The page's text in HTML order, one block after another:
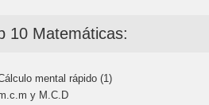
10 Matemáticas:
mental rápido (1)
y M.C.D